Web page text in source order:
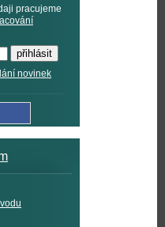
pracujeme
novinek